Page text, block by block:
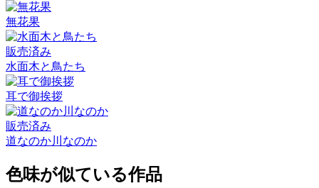
無花果
販売済み
水面木と鳥たち
耳で御挨拶
販売済み
道なのか川なのか
色味が似ている作品